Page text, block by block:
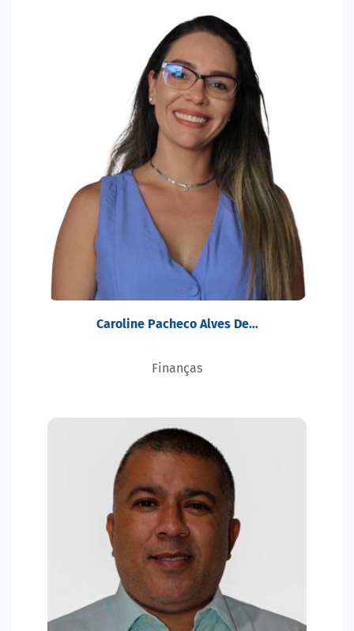
Caroline Pacheco Alves De…
Finanças